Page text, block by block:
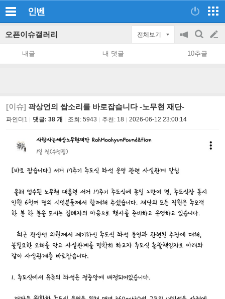
인벤
오픈이슈갤러리 전체보기
공
지
on/off
검
색
글
쓰
내글 내 댓글 10추글
[이슈] 곽상언의 쌉소리를 바로잡습니다 -노무현 재단-
파인더1 댓글: 38 개 조회: 5943 추천: 18 2026-06-12 23:00:14